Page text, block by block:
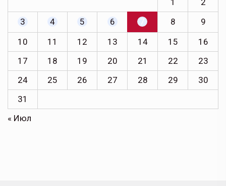
3
4 5 6 7 8
9
10
11 12 13 14 15
16
17
18 19 20 21 22
23
24
25 26 27 28 29
30
31
« Июл